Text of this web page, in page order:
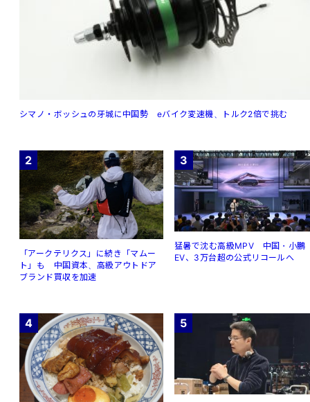
シマノ・ボッシュの牙城に中国勢 eバイク変速機、トルク2倍で挑む
2
「アークテリクス」に続き「マムー
ト」も 中国資本、高級アウトドア
ブランド買収を加速
3
猛暑で沈む高級MPV 中国・小鵬
EV、3万台超の公式リコールへ
4 5